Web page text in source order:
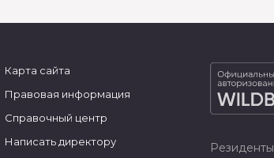
Карта сайта
Правовая информация
Справочный центр
Написать директору
Резиденты